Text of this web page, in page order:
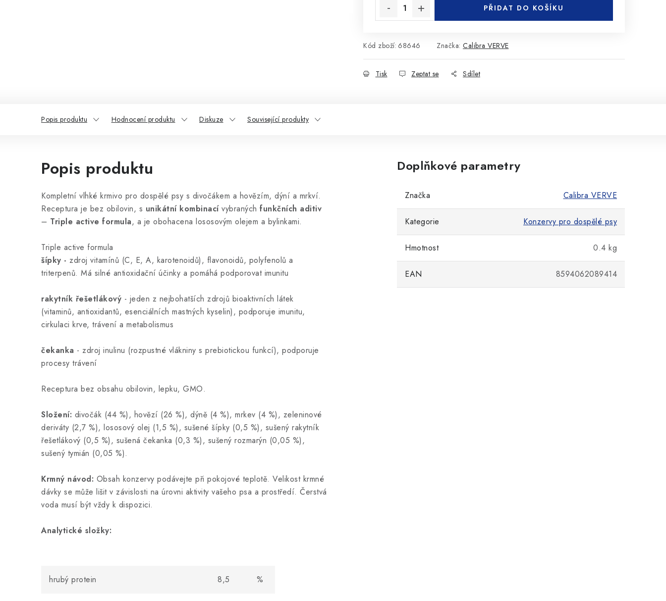
PŘIDAT DO KOŠÍKU
Kód zboží: 68646 Značka: Calibra VERVE
Tisk Zeptat se Sdílet
Popis produktu Hodnocení produktu Diskuze Související produkty
Popis produktu
Kompletní vlhké krmivo pro dospělé psy s divočákem a hovězím, dýní a mrkví.
Receptura je bez obilovin, s unikátní kombinacívybraných funkčních aditiv
– Triple active formula, a je obohacena lososovým olejem a bylinkami.
Triple active formula
šípky - zdroj vitamínů (C, E, A, karotenoidů), flavonoidů, polyfenolů a
triterpenů. Má silné antioxidační účinky a pomáhá podporovat imunitu
rakytník řešetlákový - jeden z nejbohatších zdrojů bioaktivních látek
(vitaminů, antioxidantů, esenciálních mastných kyselin), podporuje imunitu,
cirkulaci krve, trávení a metabolismus
čekanka - zdroj inulinu (rozpustné vlákniny s prebiotickou funkcí), podporuje
procesy trávení
Receptura bez obsahu obilovin, lepku, GMO.
Složení: divočák (44 %), hovězí (26 %), dýně (4 %), mrkev (4 %), zeleninové
deriváty (2,7 %), lososový olej (1,5 %), sušené šípky (0,5 %), sušený rakytník
řešetlákový (0,5 %), sušená čekanka (0,3 %), sušený rozmarýn (0,05 %),
sušený tymián (0,05 %).
Krmný návod: Obsah konzervy podávejte při pokojové teplotě. Velikost krmné
dávky se může lišit v závislosti na úrovni aktivity vašeho psa a prostředí. Čerstvá
voda musí být vždy k dispozici.
Analytické složky:
hrubý protein 8,5 %
Doplňkové parametry
Značka Calibra VERVE
Kategorie Konzervy pro dospělé psy
Hmotnost 0.4 kg
EAN 8594062089414